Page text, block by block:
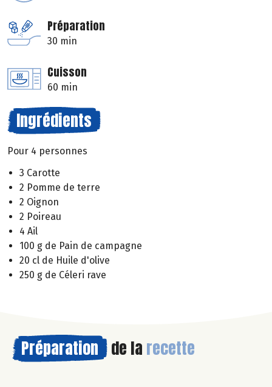
Préparation
30 min
Cuisson
60 min
Ingrédients
Pour 4 personnes
3 Carotte
2 Pomme de terre
2 Oignon
2 Poireau
4 Ail
100 g de Pain de campagne
20 cl de Huile d'olive
250 g de Céleri rave
Préparation de la recette